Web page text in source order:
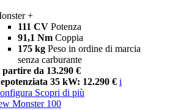
+
111 CV Potenza
91,1 Nm Coppia
175 kg Peso in ordine di marcia
senza carburante
partire da 13.290 €
35 kW: 12.290 € i
Scopri di più
Monster 100